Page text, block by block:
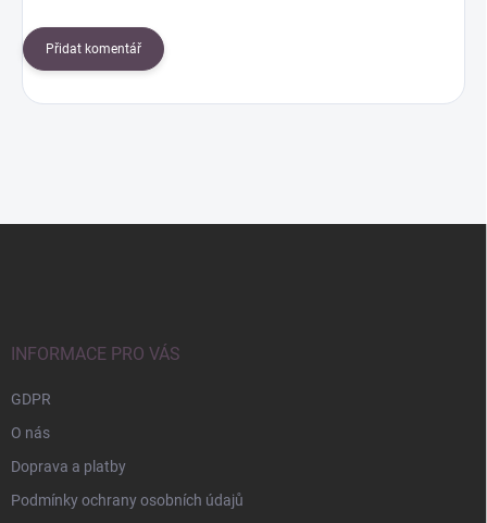
Přidat komentář
INFORMACE PRO VÁS
GDPR
O nás
Doprava a platby
Podmínky ochrany osobních údajů